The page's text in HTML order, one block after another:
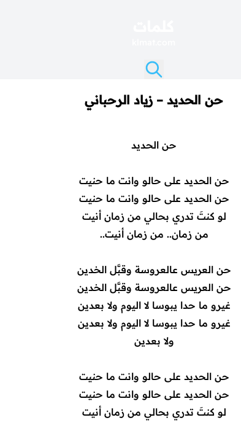
حن الحديد – زياد الرحباني
حن الحديد
حن الحديد على حالو وانت ما حنيت
حن الحديد على حالو وانت ما حنيت
لو كنتَ تدري بحالي من زمان أنيت
من زمان.. من زمان أنيت..
حن العريس عالعروسة وقبَّل الخدين
حن العريس عالعروسة وقبَّل الخدين
غيرو ما حدا يبوسا لا اليوم ولا بعدين
غيرو ما حدا يبوسا لا اليوم ولا بعدين
ولا بعدين
حن الحديد على حالو وانت ما حنيت
حن الحديد على حالو وانت ما حنيت
لو كنتَ تدري بحالي من زمان أنيت